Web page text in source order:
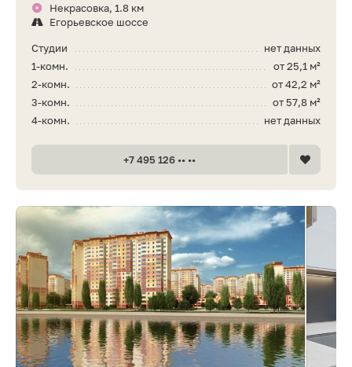
Некрасовка, 1.8 км
Егорьевское шоссе
нет данных
Студии
от 25,1 м²
1-комн.
от 42,2 м²
2-комн.
от 57,8 м²
3-комн.
нет данных
4-комн.
+7 495 126 •• ••